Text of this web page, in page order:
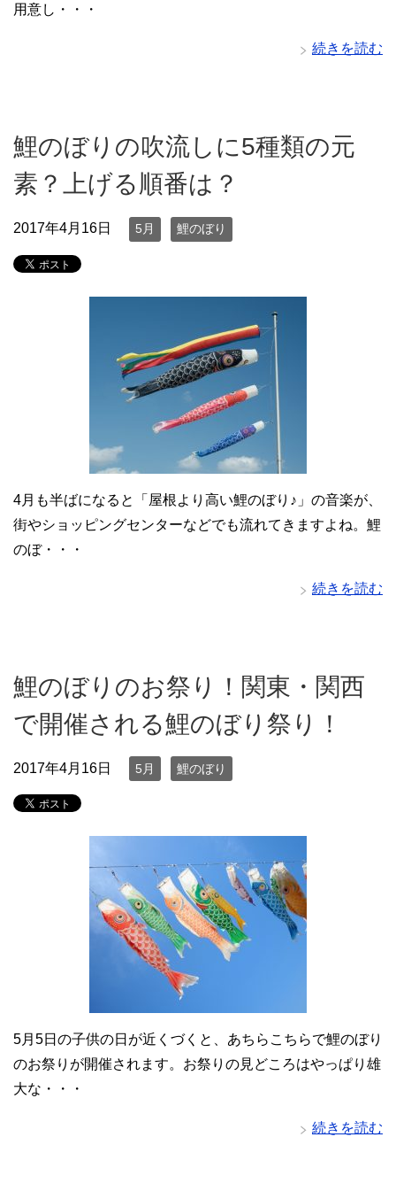
用意し・・・
続きを読む
鯉のぼりの吹流しに5種類の元
素？上げる順番は？
2017年4月16日 5月 鯉のぼり
4月も半ばになると「屋根より高い鯉のぼり♪」の音楽が、
街やショッピングセンターなどでも流れてきますよね。鯉
のぼ・・・
続きを読む
鯉のぼりのお祭り！関東・関西
で開催される鯉のぼり祭り！
2017年4月16日 5月 鯉のぼり
5月5日の子供の日が近くづくと、あちらこちらで鯉のぼり
のお祭りが開催されます。お祭りの見どころはやっぱり雄
大な・・・
続きを読む